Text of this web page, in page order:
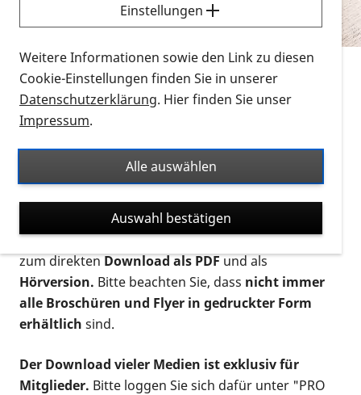
suchen und dieses bestellen bzw. herunterladen
können? Schauen Sie sich dieErklärvideos zum
Thema Infomaterial auf der PRO RETINA-Website
für blinde und sehbehinderte Menschen an.
Auf dieser Seite finden Sie sämtliches Infomaterial
Ort. Nutzen Sie den Formatfilter, um ausschließlich
nach Flyern und Broschüren, Audios oder Videos zu
suchen. Die meisten Flyer und Broschüren werden in
verschiedenen Formaten angeboten: zur
postalischen Bestellung als gedruckte Variante
zum direktenDownload als PDFund als
Hörversion. Bitte beachten Sie, dass nicht immer
alle Broschüren und Flyer in gedruckter Form
erhältlich sind.
Der Download vieler Medien ist exklusiv für
Mitglieder. Bitte loggen Sie sich dafür unter "PRO
Einstellungen
Weitere Informationen sowie den Link zu diesen
Cookie-Einstellungen finden Sie in unserer
Datenschutzerklärung. Hier finden Sie unser
Impressum.
Alle auswählen
Auswahl bestätigen